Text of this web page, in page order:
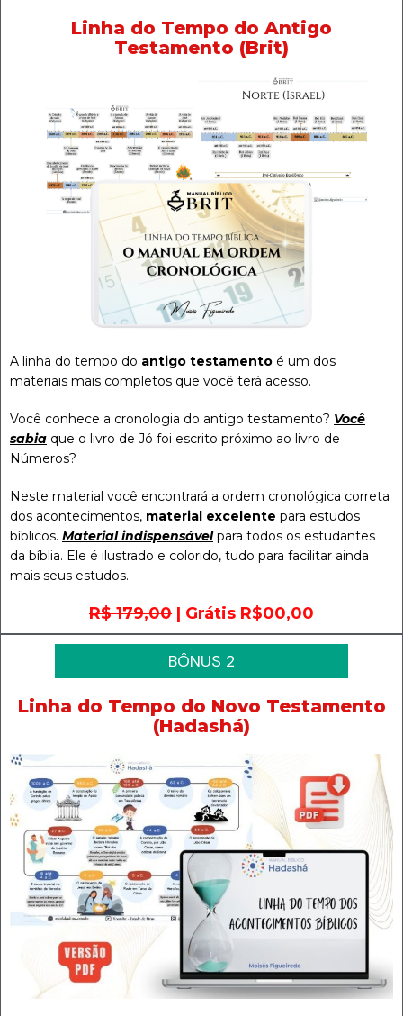
Linha do Tempo do Antigo
Testamento (Brit)
A linha do tempo do antigo testamento é um dos
materiais mais completos que você terá acesso.
Você conhece a cronologia do antigo testamento? Você
sabia que o livro de Jó foi escrito próximo ao livro de
Números?
Neste material você encontrará a ordem cronológica correta
dos acontecimentos, material excelente para estudos
bíblicos. Material indispensávelpara todos os estudantes
da bíblia. Ele é ilustrado e colorido, tudo para facilitar ainda
mais seus estudos.
R$ 179,00 | Grátis R$00,00
BÔNUS 2
Linha do Tempo do Novo Testamento
(Hadashá)